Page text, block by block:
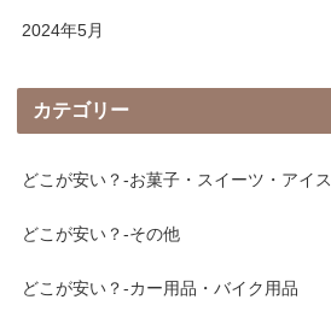
2024年5月
カテゴリー
どこが安い？-お菓子・スイーツ・アイス
どこが安い？-その他
どこが安い？-カー用品・バイク用品